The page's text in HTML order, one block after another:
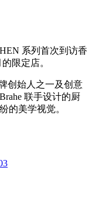
系列首次到访香
限定店。
创始人之一及创意
联手设计的厨
的美学视觉。